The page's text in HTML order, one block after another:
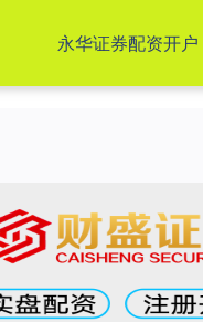
永华证券配资开户